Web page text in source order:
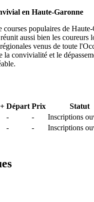
en Haute-Garonne
courses populaires de
aussi bien les coureurs
venus de toute
la convivialité et le
Départ Prix
Statut
- -
Inscriptions
- - Inscriptions